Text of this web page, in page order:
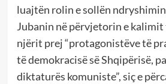
luajtën rolin e sollën
Jubanin në përvjetorin e kalimit
njërit prej “protagonistëve të
të demokracisë së Shqipërisë,
diktaturës komuniste”, siç e